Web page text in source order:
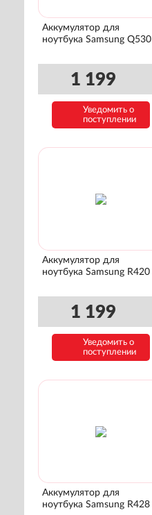
Аккумулятор для
ноутбука Samsung Q530
1 199
Уведомить о
поступлении
Аккумулятор для
ноутбука Samsung R420
1 199
Уведомить о
поступлении
Аккумулятор для
ноутбука Samsung R428